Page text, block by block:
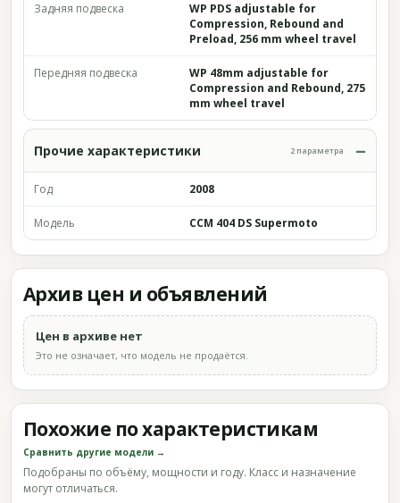
Задняя подвеска
WP PDS adjustable for
Compression, Rebound and
Preload, 256 mm wheel travel
Передняя подвеска
WP 48mm adjustable for
Compression and Rebound, 275
mm wheel travel
Прочие характеристики 2 параметра
Год 2008
Модель CCM 404 DS Supermoto
Архив цен и объявлений
Цен в архиве нет
Это не означает, что модель не продаётся.
Похожие по характеристикам
Сравнить другие модели →
Подобраны по объёму, мощности и году. Класс и назначение
могут отличаться.